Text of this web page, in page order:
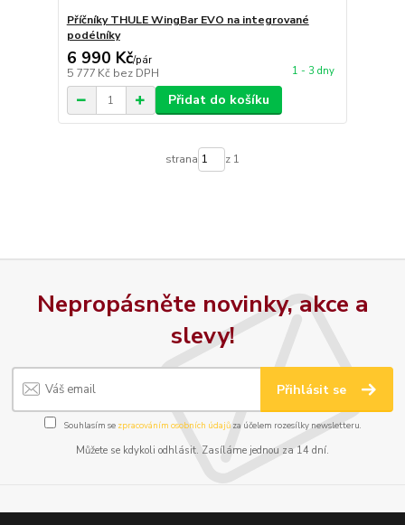
Příčníky THULE WingBar EVO na integrované
podélníky
6 990 Kč/pár
5 777 Kč bez DPH 1 - 3 dny
Přidat do košíku
strana z 1
Nepropásněte novinky, akce a
slevy!
Přihlásit se
Souhlasím se zpracováním osobních údajůza účelem rozesílky newsletteru.
Můžete se kdykoli odhlásit. Zasíláme jednou za 14 dní.